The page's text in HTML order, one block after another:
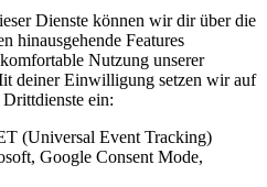
Dienste können wir dir über die
hinausgehende Features
Nutzung unserer
deiner Einwilligung setzen wir auf
ein:
(Universal Event Tracking)
Google Consent Mode,